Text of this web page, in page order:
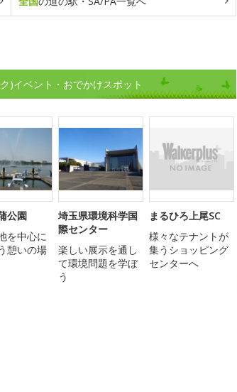
)イベント・おでかけスポット
公園
を中心に
憩いの場
埼玉県環境科学国
際センター
楽しい展示を通し
て環境問題を学ぼ
う
まるひろ上尾SC
様々なテナントが
集うショッピング
センターへ